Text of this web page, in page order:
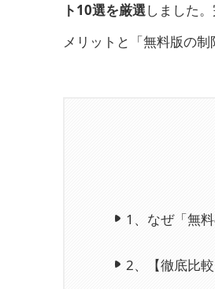
ト10選を厳選しました
メリットと「無料版の制
1、 なぜ「無
2、 【徹底比